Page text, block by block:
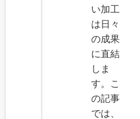
い加工
は日々
の成果
に直結
しま
す。こ
の記事
では、